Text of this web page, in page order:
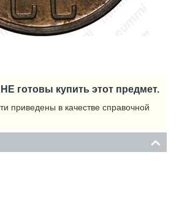
готовы купить этот предмет.
приведены в качестве справочной